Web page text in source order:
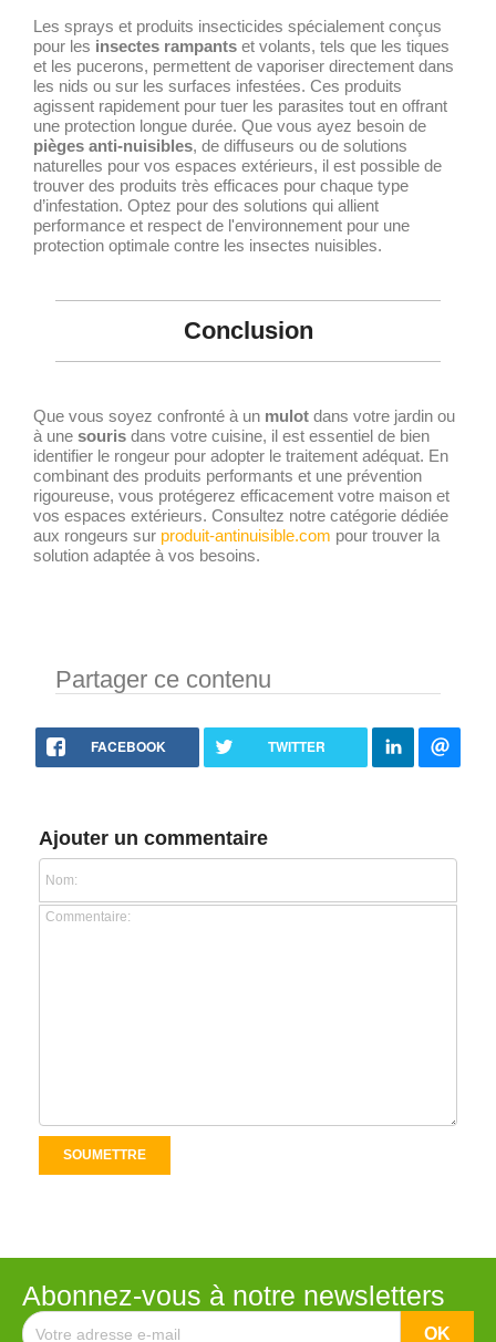
Les sprays et produits insecticides spécialement conçus
pour les insectes rampants et volants, tels que les tiques
et les pucerons, permettent de vaporiser directement dans
les nids ou sur les surfaces infestées. Ces produits
agissent rapidement pour tuer les parasites tout en offrant
une protection longue durée. Que vous ayez besoin de
pièges anti-nuisibles, de diffuseurs ou de solutions
naturelles pour vos espaces extérieurs, il est possible de
trouver des produits très efficaces pour chaque type
d’infestation. Optez pour des solutions qui allient
performance et respect de l'environnement pour une
protection optimale contre les insectes nuisibles.
Conclusion
Que vous soyez confronté à un mulot dans votre jardin ou
à une souris dans votre cuisine, il est essentiel de bien
identifier le rongeur pour adopter le traitement adéquat. En
combinant des produits performants et une prévention
rigoureuse, vous protégerez efficacement votre maison et
vos espaces extérieurs. Consultez notre catégorie dédiée
aux rongeurs sur produit-antinuisible.com pour trouver la
solution adaptée à vos besoins.
Partager ce contenu
FACEBOOK TWITTER
Ajouter un commentaire
Abonnez-vous à notre newsletters